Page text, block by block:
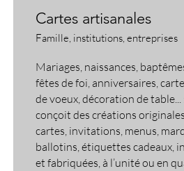
Cartes artisanales
Famille, institutions, entreprises
Mariages, naissances,
fêtes de foi, anniversaires,
de voeux, décoration de
conçoit des créations
cartes, invitations, menus,
ballotins, étiquettes cadeaux,
et fabriquées, à l’unité ou en